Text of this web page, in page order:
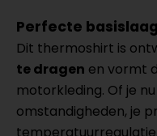
Perfecte
Dit thermoshirt is
te dragen en vormt
motorkleding. Of je
omstandigheden, je